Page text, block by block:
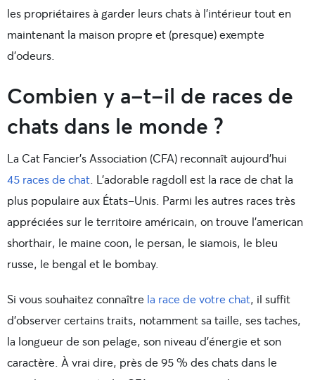
les propriétaires à garder leurs chats à l’intérieur tout en
maintenant la maison propre et (presque) exempte
d’odeurs.
Combien y a-t-il de races de
chats dans le monde ?
La Cat Fancier’s Association (CFA) reconnaît aujourd’hui
45 races de chat . L’adorable ragdoll est la race de chat la
plus populaire aux États-Unis. Parmi les autres races très
appréciées sur le territoire américain, ontrouve l’american
shorthair, le maine coon, le persan, le siamois, le bleu
russe, le bengal et le bombay.
Si vous souhaitez connaître la race de votre chat, il suffit
d’observer certains traits, notamment sa taille, ses taches,
la longueur de son pelage, son niveau d’énergie et son
caractère. À vrai dire, près de 95 % des chats dans le